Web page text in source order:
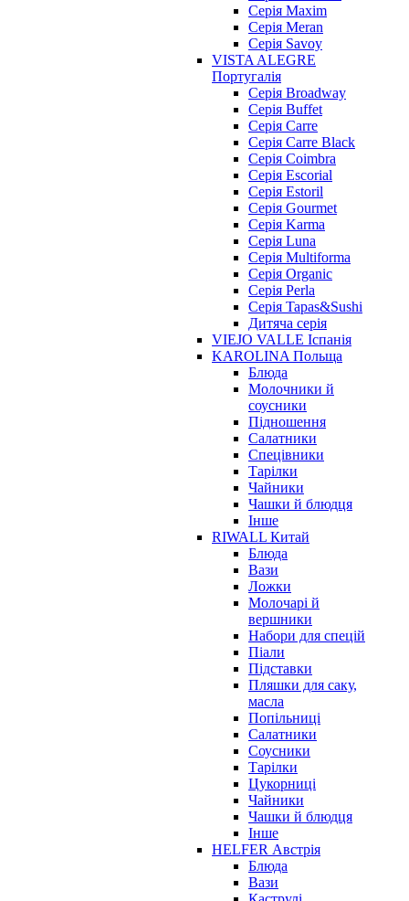
Cерія Maxim
Серія Meran
Серія Savoy
VISTA ALEGRE
Португалія
Серія Broadway
Серія Buffet
Серія Carre
Серія Carre Black
Серія Coimbra
Серія Escorial
Серія Estoril
Серія Gourmet
Серія Karma
Серія Luna
Серія Multiforma
Серія Organic
Серія Perla
Серія Tapas&Sushi
Дитяча серія
VIEJO VALLE Іспанія
KAROLINA Польща
Блюда
Молочники й
соусники
Підношення
Салатники
Спецівники
Тарілки
Чайники
Чашки й блюдця
Інше
RIWALL Китай
Блюда
Вази
Ложки
Молочарі й
вершники
Набори для спецій
Піали
Підставки
Пляшки для саку,
масла
Попільниці
Салатники
Соусники
Тарілки
Цукорниці
Чайники
Чашки й блюдця
Інше
HELFER Австрія
Блюда
Вази